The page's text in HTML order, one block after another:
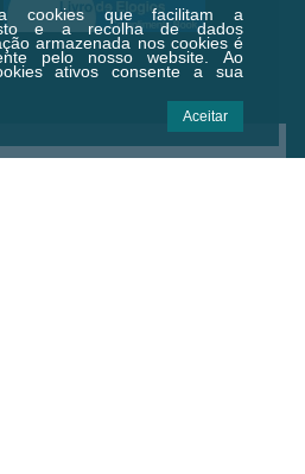
cookies que facilitam a
e a recolha de dados
armazenada nos cookies é
pelo nosso website. Ao
ativos consente a sua
Aceitar